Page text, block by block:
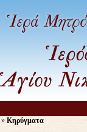
» Κηρύγματα